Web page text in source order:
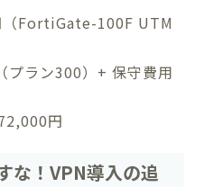
FortiGate-100F UTM
プラン300）+ 保守費用
円
な！VPN導入の追